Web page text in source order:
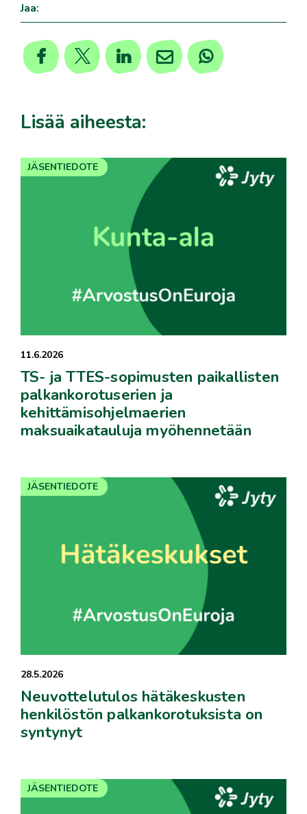
Jaa:
Lisää aiheesta:
11.6.2026
TS- ja TTES-sopimusten paikallisten
palkankorotuserien ja
kehittämisohjelmaerien
maksuaikatauluja myöhennetään
JÄSENTIEDOTE
28.5.2026
Neuvottelutulos hätäkeskusten
henkilöstön palkankorotuksista on
syntynyt
JÄSENTIEDOTE
JÄSENTIEDOTE